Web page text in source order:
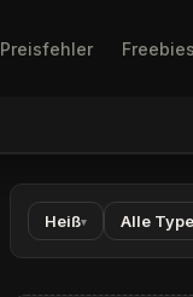
Preisfehler
Heiß▾ Alle